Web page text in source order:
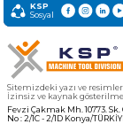
KSP
Sosyal
Sitemizdeki yazı ve
İzinsiz ve kaynak
Fevzi Çakmak Mh. 10773.
No : 2/1C - 2/1D Konya/